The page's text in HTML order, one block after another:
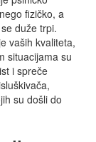
fizičko, a
duže trpi.
vaših kvaliteta,
situacijama su
i spreče
su došli do